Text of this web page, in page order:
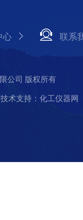
心 联系
公司 版权所有
技术支持：化工仪器网